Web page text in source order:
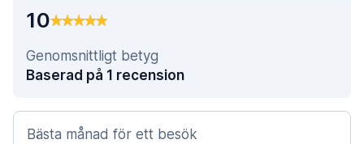
10
Genomsnittligt betyg
Baserad på 1 recension
Bästa månad för ett besök